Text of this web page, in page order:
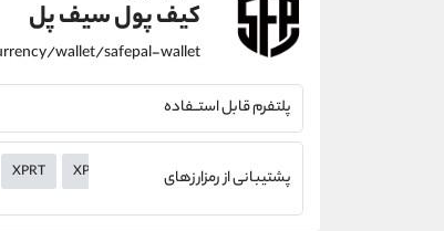
کیف پول سیف پل
پلتفرم قابل استــفاده
پشتیبانی از رمزارزهای XPRT XPR XLM XHV